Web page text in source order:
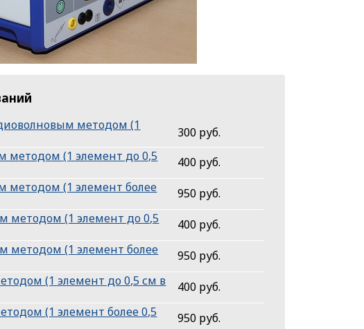
методом (1
300 руб.
методом (1 элемент до 0,5
400 руб.
методом (1 элемент более
950 руб.
методом (1 элемент до 0,5
400 руб.
методом (1 элемент более
950 руб.
(1 элемент до 0,5 см в
400 руб.
(1 элемент более 0,5
950 руб.